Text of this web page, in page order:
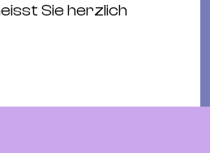
Sie herzlich